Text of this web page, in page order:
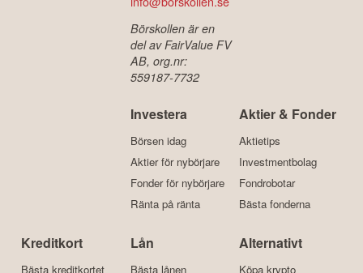
Företag
Börskollen Sverige
AB
141 30 Huddinge
Sverige
Org.nr: 559236-
5141
info@borskollen.se
Börskollen är en
del av FairValue FV
559187-7732
(VD)
Kristoffer Matsson
(IT)